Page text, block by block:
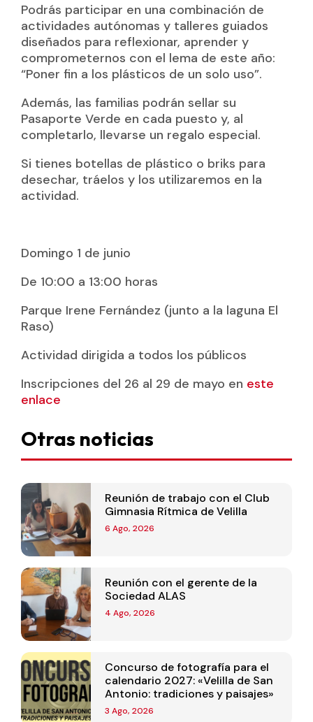
Podrás participar en una combinación de
actividades autónomas y talleres guiados
diseñados para reflexionar, aprender y
comprometernos con el lema de este año:
“Poner fin a los plásticos de un solo uso”.
Además, las familias podrán sellar su
Pasaporte Verde en cada puesto y, al
completarlo, llevarse un regalo especial.
Si tienes botellas de plástico o briks para
desechar, tráelos y los utilizaremos en la
actividad.
Domingo 1 de junio
De 10:00 a 13:00 horas
Parque Irene Fernández (junto a la laguna El
Raso)
Actividad dirigida a todos los públicos
Inscripciones del 26 al 29 de mayo en este
enlace
Otras noticias
Reunión de trabajo con el Club
Gimnasia Rítmica de Velilla
6 Ago, 2026
Reunión con el gerente de la
Sociedad ALAS
4 Ago, 2026
Concurso de fotografía para el
calendario 2027: «Velilla de San
Antonio: tradiciones y paisajes»
3 Ago, 2026